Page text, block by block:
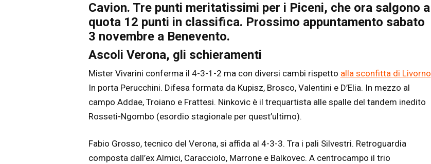
Cavion. Tre punti meritatissimi per i Piceni, che ora salgono a
quota 12 punti in classifica. Prossimo appuntamento sabato
3 novembre a Benevento.
Ascoli Verona, gli schieramenti
Mister Vivarini conferma il 4-3-1-2 ma con diversi cambi rispetto alla sconfitta di Livorno
In porta Perucchini. Difesa formata da Kupisz, Brosco, Valentini e D’Elia. In mezzo al
campo Addae, Troiano e Frattesi. Ninkovic è il trequartista alle spalle del tandem inedito
Rosseti-Ngombo (esordio stagionale per quest’ultimo).
Fabio Grosso, tecnico del Verona, si affida al 4-3-3. Tra i pali Silvestri. Retroguardia
composta dall’ex Almici, Caracciolo, Marrone e Balkovec. A centrocampo il trio